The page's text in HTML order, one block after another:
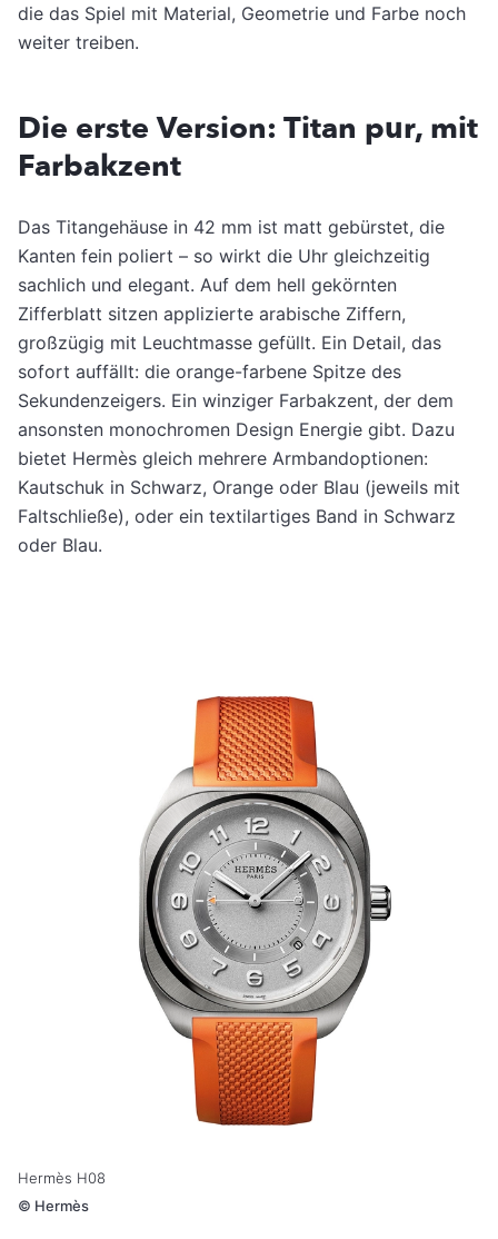
die das Spiel mit Material, Geometrie und Farbe noch
weiter treiben.
Die erste Version: Titan pur, mit
Farbakzent
Das Titangehäuse in 42 mm ist matt gebürstet, die
Kanten fein poliert – so wirkt die Uhr gleichzeitig
sachlich und elegant. Auf dem hell gekörnten
Zifferblatt sitzen applizierte arabische Ziffern,
großzügig mit Leuchtmasse gefüllt. Ein Detail, das
sofort auffällt: die orange-farbene Spitze des
Sekundenzeigers. Ein winziger Farbakzent, der dem
ansonsten monochromen Design Energie gibt. Dazu
bietet Hermès gleich mehrere Armbandoptionen:
Kautschuk in Schwarz, Orange oder Blau (jeweils mit
Faltschließe), oder ein textilartiges Band in Schwarz
oder Blau.
Hermès H08
© Hermès